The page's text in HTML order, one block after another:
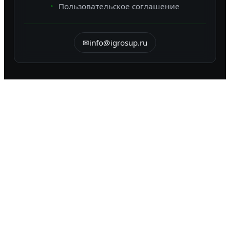
Пользовательское соглашение
✉info@igrosup.ru